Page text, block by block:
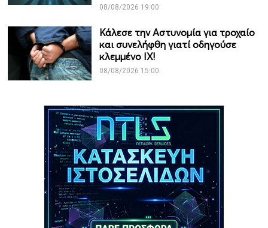
08/08/2026 19:00
Κάλεσε την Αστυνομία για τροχαίο
και συνελήφθη γιατί οδηγούσε
κλεμμένο ΙΧ!
08/08/2026 15:00